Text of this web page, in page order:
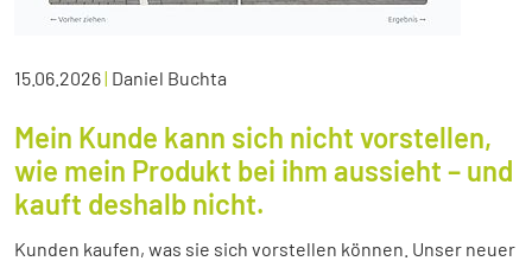
15.06.2026| Daniel Buchta
Mein Kunde kann sich nicht vorstellen,
wie mein Produkt bei ihm aussieht – und
kauft deshalb nicht.
Kunden kaufen, was sie sich vorstellen können. Unser neuer